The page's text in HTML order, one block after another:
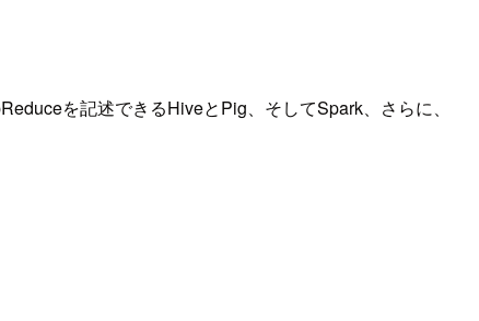
を記述できるHiveとPig、そしてSpark、さらに、